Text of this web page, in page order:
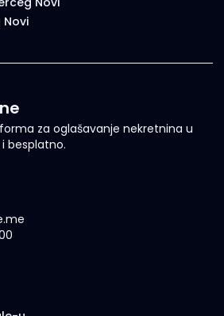
za oglašavanje nekretnina u
besplatno.